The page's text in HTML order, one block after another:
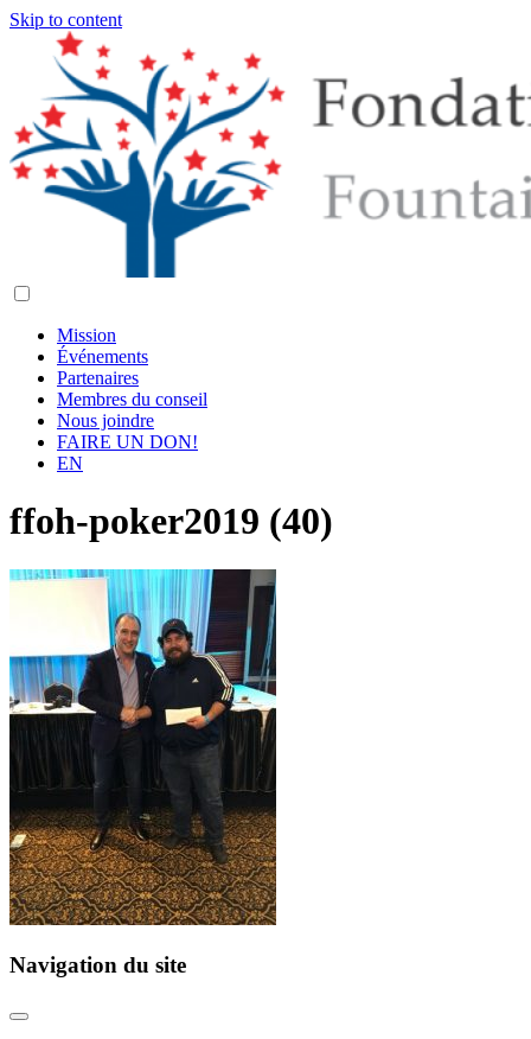
Skip to content
Mission
Événements
Partenaires
Membres du conseil
Nous joindre
FAIRE UN DON!
EN
ffoh-poker2019 (40)
Navigation du site